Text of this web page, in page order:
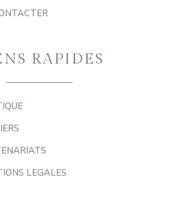
RAPIDES
LEGALES